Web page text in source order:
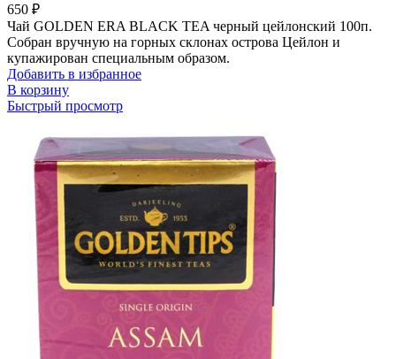
650 ₽
Чай GOLDEN ERA BLACK TEA черный цейлонский 100п.
Собран вручную на горных склонах острова Цейлон и
купажирован специальным образом.
Добавить в избранное
В корзину
Быстрый просмотр